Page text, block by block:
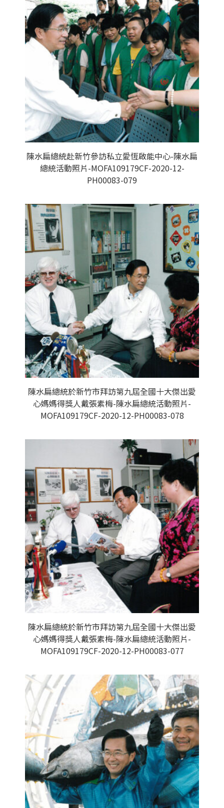
陳水扁總統赴新竹參訪私立愛恆啟能中心-陳水扁
總統活動照片-MOFA109179CF-2020-12-
PH00083-079
陳水扁總統於新竹市拜訪第九屆全國十大傑出愛
心媽媽得獎人戴張素梅-陳水扁總統活動照片-
MOFA109179CF-2020-12-PH00083-078
陳水扁總統於新竹市拜訪第九屆全國十大傑出愛
心媽媽得獎人戴張素梅-陳水扁總統活動照片-
MOFA109179CF-2020-12-PH00083-077